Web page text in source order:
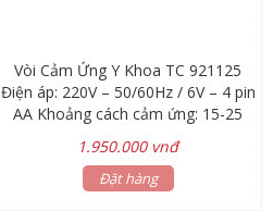
Vòi Cảm Ứng Y Khoa TC 921125
Điện áp: 220V – 50/60Hz / 6V – 4 pin
AA Khoảng cách cảm ứng: 15-25
cao: 32 cm Chất liệu : đồng mạ
chrome Sử dụng: pin và điện
1.950.000 vnđ
Đặt hàng